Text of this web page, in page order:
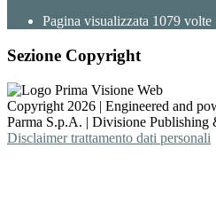
Pagina visualizzata 1079 volte
Sezione Copyright
Copyright 2026 | Engineered and
Parma S.p.A. | Divisione Publishing
Disclaimer trattamento dati personali